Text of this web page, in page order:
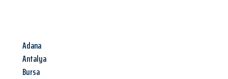
Adana
Antalya
Bursa